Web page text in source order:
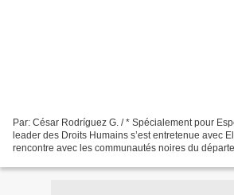
Par: César Rodríguez G. / * Spécialement pour
leader des Droits Humains s’est entretenue avec
rencontre avec les communautés noires du